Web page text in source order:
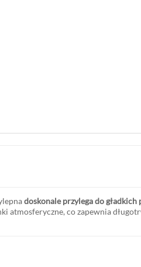
doskonale przylega do
atmosferyczne, co zapewnia